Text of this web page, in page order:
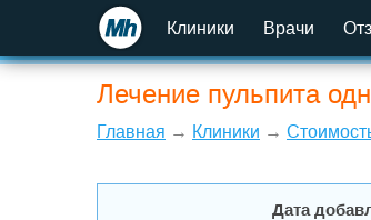
Клиники Врачи
Лечение пульпита
Главная → Клиники →
Дата